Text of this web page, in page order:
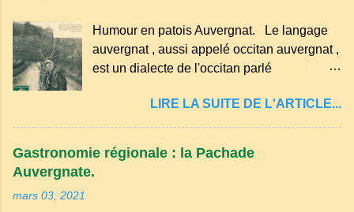
aperçoit, il remet le pain sur le bon coté,
mais il doit payer autant de bouteilles de vin
qu’il y a de couteaux ou de fourchettes
d’Ambert). Les quatre chemins. Quand
deux chemins se rencontrent et se coupent,
leur intersection forme un carrefour qui a
Humour en patois Auvergnat. Le langage
auvergnat , aussi appelé occitan auvergnat ,
est un dialecte de l'occitan parlé
certaines parties du Massif central . Il
appartient à la famille des langues romanes
et est classé parmi les dialectes du nord-
occitan . Bien que le nombre de locuteurs
LIRE LA SUITE DE L'ARTICLE...
Gastronomie régionale : la Pachade
Auvergnate.
mars 03, 2021